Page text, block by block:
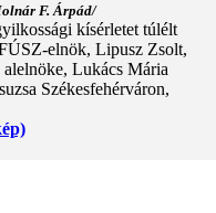
F. Árpád/
kísérletet túlélt
elnök, Lipusz Zsolt,
Lukács Mária
Székesfehérváron,